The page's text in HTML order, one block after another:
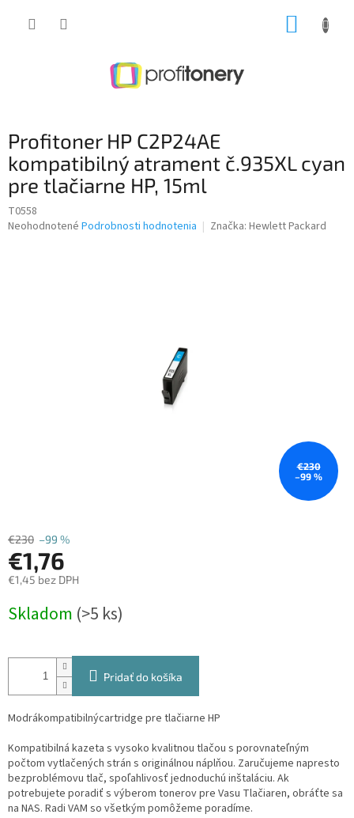
Profitoner HP C2P24AE
kompatibilný atrament č.935XL cyan
pre tlačiarne HP, 15ml
T0558
Priemerné
Neohodnotené Podrobnosti hodnotenia Značka: Hewlett Packard
€230
–99 %
€230 –99 %
€1,76
€1,45 bez DPH
cena:
Skladom (>5 ks)
Pridať do košíka
Modrákompatibilnýcartridge pre tlačiarne HP
Kompatibilná kazeta s vysoko kvalitnou tlačou s porovnateľným
počtom vytlačených strán s originálnou náplňou. Zaručujeme napresto
bezproblémovu tlač, spoľahlivosť jednoduchú inštaláciu. Ak
potrebujete poradiť s výberom tonerov pre Vasu Tlačiaren, obráťte sa
na NAS. Radi VAM so všetkým pomôžeme poradíme.